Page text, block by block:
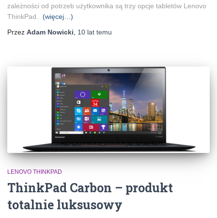
zależności od potrzeb użytkownika są trzy opcje tabletów Lenovo
ThinkPad.
(więcej…)
Przez Adam Nowicki, 10 lat temu
LENOVO THINKPAD
ThinkPad Carbon – produkt
totalnie luksusowy